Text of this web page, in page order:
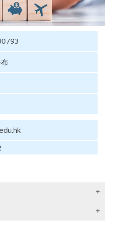
号。通过理论讲解、实例分